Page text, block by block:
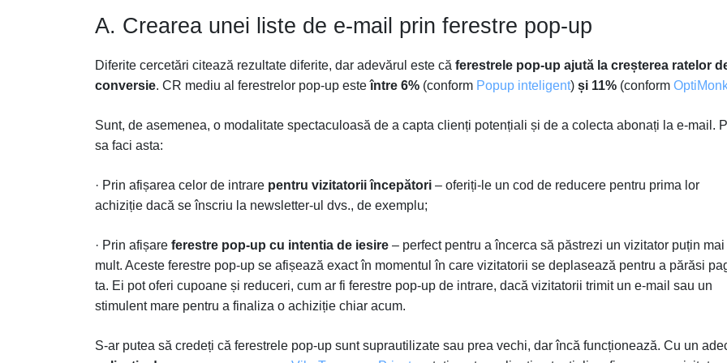
A. Crearea unei liste de e-mail prin ferestre pop-up
Diferite cercetări citează rezultate diferite, dar adevărul este că ferestrele pop-up ajută la creșterea ratelor
conversie. CR mediu al ferestrelor pop-up esteîntre 6% (conform Popup inteligent) și 11% (conform
Sunt, de asemenea, o modalitate spectaculoasă de a capta clienți potențiali și de a colecta abonați la e-mail.
sa faci asta:
· Prin afișarea celor de intrare pentru vizitatorii începători – oferiți-le un cod de reducere pentru prima lor
achiziție dacă se înscriu la newsletter-ul dvs., de exemplu;
· Prin afișare ferestre pop-up cu intentia de iesire – perfect pentru a încerca să păstrezi un vizitator puțin mai
mult. Aceste ferestre pop-up se afișează exact în momentul în care vizitatorii se deplasează pentru a părăsi
ta. Ei pot oferi cupoane și reduceri, cum ar fi ferestre pop-up de intrare, dacă vizitatorii trimit un e-mail sau un
stimulent mare pentru a finaliza o achiziție chiar acum.
S-ar putea să credeți că ferestrele pop-up sunt suprautilizate sau prea vechi, dar încă funcționează. Cu un